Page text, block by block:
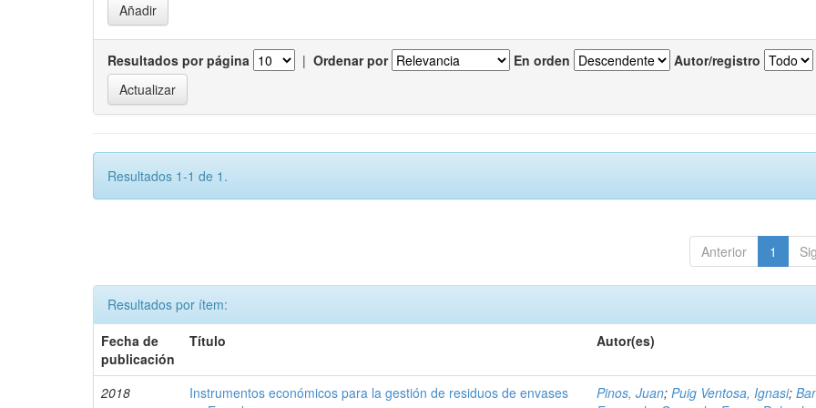
Resultados por página | Ordenar por En orden Autor/registro
Resultados 1-1 de 1.
Anterior 1
Resultados por ítem:
Fecha de
publicación
Título Autor(es)
2018
Instrumentos económicos para la gestión de residuos de envases
Pinos, Juan;Puig Ventosa, Ignasi;